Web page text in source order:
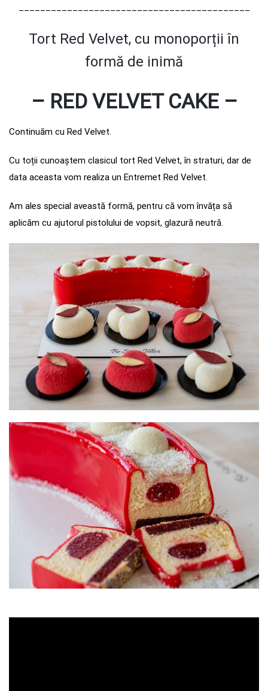
Tort Red Velvet, cu monoporții în
formă de inimă
– RED VELVET CAKE –
Continuăm cu Red Velvet.
Cu toții cunoaștem clasicul tort Red Velvet, în straturi, dar de
data aceasta vom realiza un Entremet Red Velvet.
Am ales special aveastă formă, pentru că vom învăța să
aplicăm cu ajutorul pistolului de vopsit, glazură neutră.